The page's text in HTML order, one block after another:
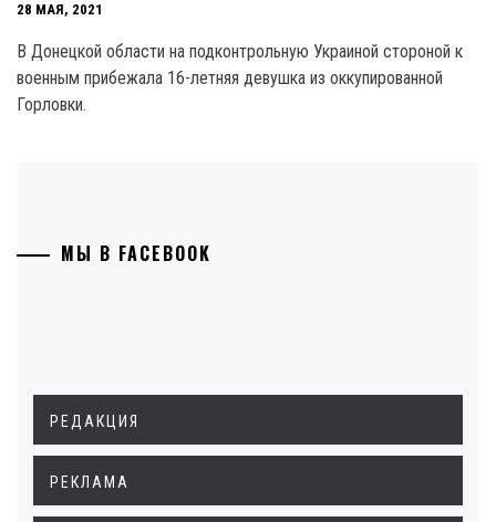
28 МАЯ, 2021
В Донецкой области на подконтрольную Украиной стороной к
военным прибежала 16-летняя девушка из оккупированной
Горловки.
МЫ В FACEBOOK
РЕДАКЦИЯ
РЕКЛАМА